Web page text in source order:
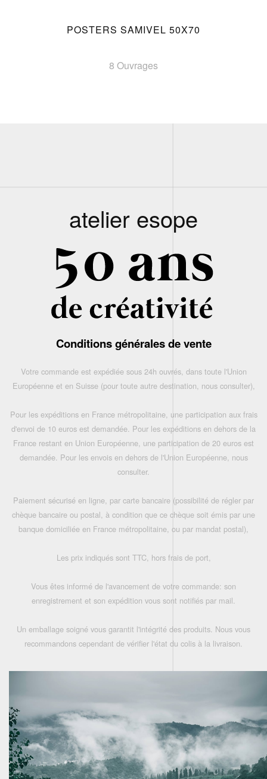
POSTERS SAMIVEL 50X70
8 Ouvrages
atelier esope
Conditions générales de vente
Votre commande est expédiée sous 24h ouvrés, dans toute l'Union
Européenne et en Suisse (pour toute autre destination, nous consulter),
Pour les expéditions en France métropolitaine, une participation aux frais
d'envoi de 10 euros est demandée. Pour les expéditions en dehors de la
France restant en Union Européenne, une participation de 20 euros est
demandée. Pour les envois en dehors de l'Union Européenne, nous
consulter.
Paiement sécurisé en ligne, par carte bancaire (possibilité de régler par
chèque bancaire ou postal, à condition que ce chèque soit émis par une
banque domiciliée en France métropolitaine, ou par mandat postal),
Les prix indiqués sont TTC, hors frais de port,
Vous êtes informé de l'avancement de votre commande: son
enregistrement et son expédition vous sont notifiés par mail.
Un emballage soigné vous garantit l'intégrité des produits. Nous vous
recommandons cependant de vérifier l'état du colis à la livraison.